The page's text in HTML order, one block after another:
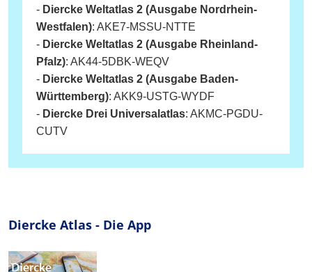
- Diercke Weltatlas 2 (Ausgabe Nordrhein-
Westfalen): AKE7-MSSU-NTTE
- Diercke Weltatlas 2 (Ausgabe Rheinland-
Pfalz): AK44-5DBK-WEQV
- Diercke Weltatlas 2 (Ausgabe Baden-
Württemberg): AKK9-USTG-WYDF
- Diercke Drei Universalatlas: AKMC-PGDU-
CUTV
Diercke Atlas - Die App